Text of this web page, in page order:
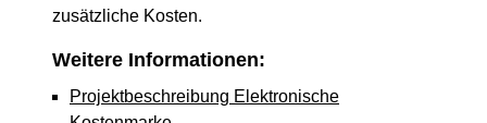
zusätzliche Kosten.
Weitere Informationen:
Projektbeschreibung Elektronische